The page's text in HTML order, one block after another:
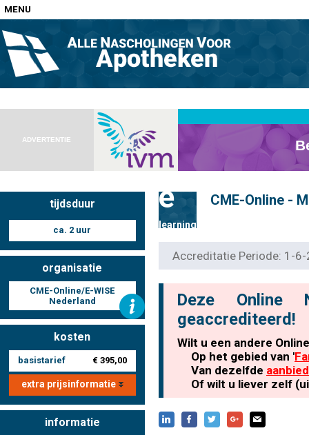
MENU
Home
Nascholingen op locatie (agenda)
Nascholingen online (elearning)
Nascholing aanmelden
Zoek op kaart
ADVERTENTIE
tijdsduur
ca. 2 uur
organisatie
CME-Online/E-WISE
Nederland
kosten
basistarief € 395,00
extra prijsinformatie
informatie
e
learning
CME-Online -
Accreditatie Periode: 1-
Deze Online
geaccrediteerd!
Wilt u een andere
Op het gebied van '
Van dezelfde
Of wilt u liever zelf